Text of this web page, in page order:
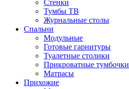
Стенки
Тумбы ТВ
Журнальные столы
Спальни
Модульные
Готовые гарнитуры
Туалетные столики
Прикроватные тумбочки
Матрасы
Прихожие